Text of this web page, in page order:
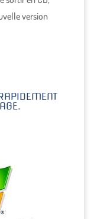
version